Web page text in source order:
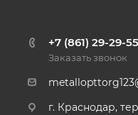
+7 (861) 29-29-
Заказать звонок
г. Краснодар,